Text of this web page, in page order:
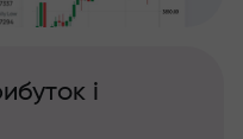
і